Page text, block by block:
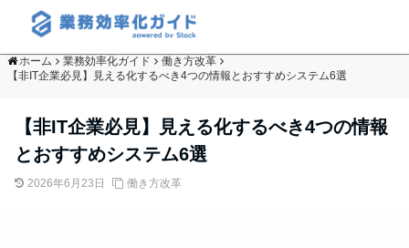
ホーム 業務効率化ガイド
働き方改革
【非IT企業必見】見える化するべき4つの情報とおすすめシステム6選
【非IT企業必見】見える化するべき4つの情報
とおすすめシステム6選
2026年6月23日 働き方改革